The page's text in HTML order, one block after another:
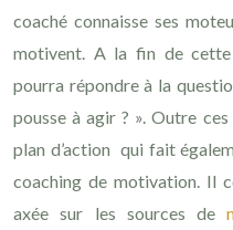
coaché connaisse ses
motivent. A la fin de
pourra répondre à la
pousse à agir ? ». Outre
plan d’action qui fait
coaching de motivation. Il
axée sur les sources de